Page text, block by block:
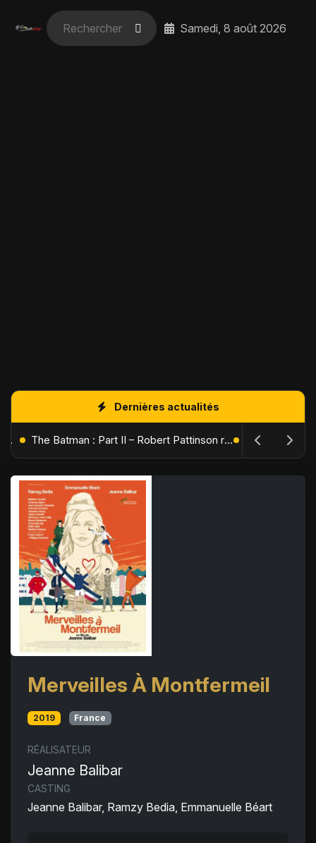
Samedi, 8 août 2026
Dernières actualités
L'Âge de Glace : Le Réveil du Volcan – Manny, Sid et Diego de retour pour une aventure explosive The Batman : Part II – Robert Pattinson replonge dans les ténèbres de Gotham dès octobre 2027
Merveilles À Montfermeil
2019 France
RÉALISATEUR
Jeanne Balibar
CASTING
Jeanne Balibar, Ramzy Bedia, Emmanuelle Béart